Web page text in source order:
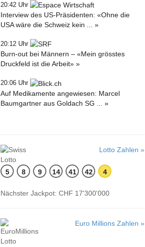
20:42 Uhr
Interview des US-Präsidenten: «Ohne die
USA wäre die Schweiz kein ... »
20:12 Uhr
Burn-out bei Männern – «Mein grösstes
Druckfeld ist die Arbeit» »
20:06 Uhr
Auf Medikamente angewiesen: Marcel
Baumgartner aus Goldach SG ... »
Lotto Zahlen »
5 8 9 14 41 42 4
Nächster Jackpot: CHF 17'300'000
Euro Millions Zahlen »